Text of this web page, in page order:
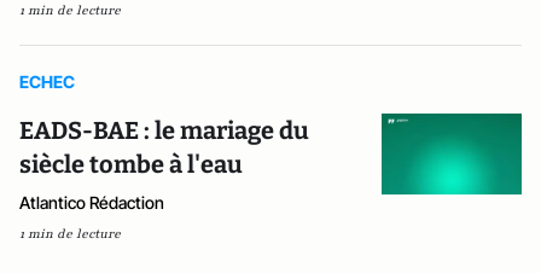
1 min de lecture
ECHEC
EADS-BAE : le mariage du
siècle tombe à l'eau
Atlantico Rédaction
1 min de lecture